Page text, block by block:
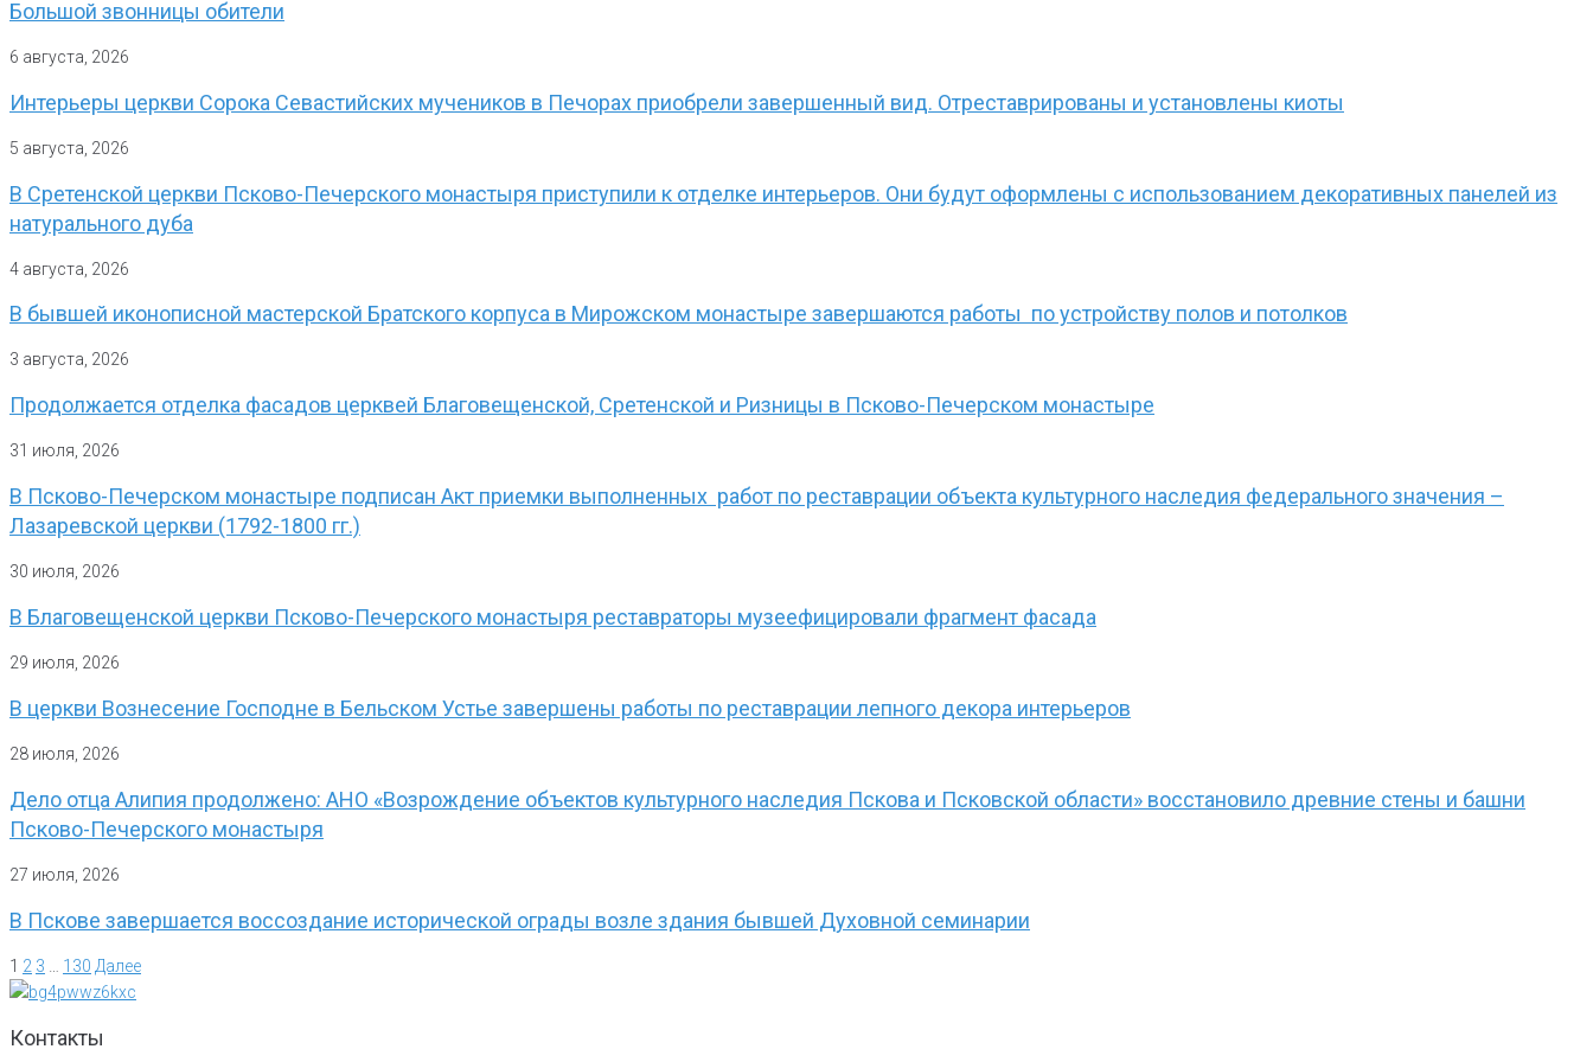
Большой звонницы обители
6 августа, 2026
Интерьеры церкви Сорока Севастийских мучеников в Печорах приобрели завершенный вид. Отреставрированы и установлены киоты
5 августа, 2026
В Сретенской церкви Псково-Печерского монастыря приступили к отделке интерьеров. Они будут оформлены с использованием декоративных панелей из
натурального дуба
4 августа, 2026
В бывшей иконописной мастерской Братского корпуса в Мирожском монастыре завершаются работы по устройству полов и потолков
3 августа, 2026
Продолжается отделка фасадов церквей Благовещенской, Сретенской и Ризницы в Псково-Печерском монастыре
31 июля, 2026
В Псково-Печерском монастыре подписан Акт приемки выполненных работ по реставрации объекта культурного наследия федерального значения –
Лазаревской церкви (1792-1800 гг.)
30 июля, 2026
В Благовещенской церкви Псково-Печерского монастыря реставраторы музеефицировали фрагмент фасада
29 июля, 2026
В церкви Вознесение Господне в Бельском Устье завершены работы по реставрации лепного декора интерьеров
28 июля, 2026
Дело отца Алипия продолжено: АНО «Возрождение объектов культурного наследия Пскова и Псковской области» восстановило древние стены и башни
Псково-Печерского монастыря
27 июля, 2026
В Пскове завершается воссоздание исторической ограды возле здания бывшей Духовной семинарии
1 2 3 130 Далее
Контакты